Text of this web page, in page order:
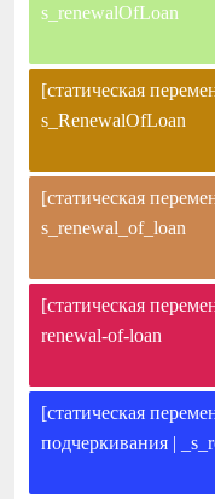
s_renewalOfLoan
[статическая
s_RenewalOfLoan
[статическая
s_renewal_of_loan
[статическая
renewal-of-loan
[статическая
подчеркивания |